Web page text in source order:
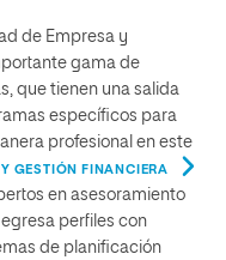
de Empresa y
gama de
que tienen una salida
específicos para
profesional en este
GESTIÓN FINANCIERA
en asesoramiento
perfiles con
de planificación